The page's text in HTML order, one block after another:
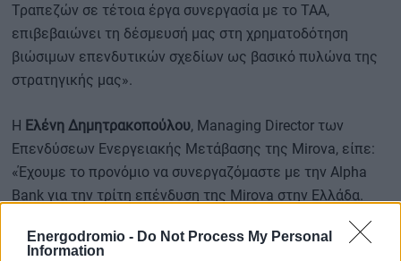
Energodromio - Do Not Process My Personal
Information
Τραπεζών σε τέτοια έργα συνεργασία με το ΤΑΑ,
επιβεβαιώνει τη δέσμευσή μας στη χρηματοδότηση
βιώσιμων επενδυτικών σχεδίων ως βασικό πυλώνα της
στρατηγικής μας».
Η Ελένη Δημητρακοπούλου, Managing Director των
Επενδύσεων Ενεργειακής Μετάβασης της Mirova, είπε:
«Έχουμε το προνόμιο να συνεργαζόμαστε με την Alpha
Bank για την τρίτη επένδυση της Mirova στην Ελλάδα.
Αυτό το σημαντικό έργο θα επιταχύνει την πορεία της
χώρας προς ένα πιο πράσινο μέλλον, ενώ παράλληλα